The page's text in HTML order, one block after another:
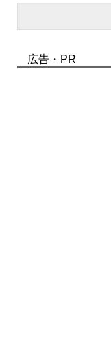
広告・PR